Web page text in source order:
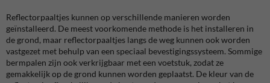
Reflectorpaaltjes kunnen op verschillende manieren worden
geïnstalleerd. De meest voorkomende methode is het installeren in
de grond, maar reflectorpaaltjes langs de weg kunnen ook worden
vastgezet met behulp van een speciaal bevestigingssysteem. Sommige
bermpalen zijn ook verkrijgbaar met een voetstuk, zodat ze
gemakkelijk op de grond kunnen worden geplaatst. De kleur van de